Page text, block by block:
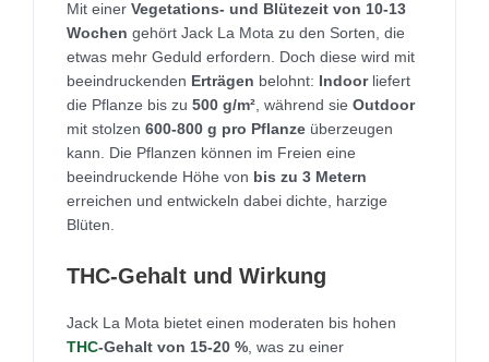
Mit einer Vegetations- und Blütezeit von 10-13
Wochen gehört Jack La Mota zu den Sorten, die
etwas mehr Geduld erfordern. Doch diese wird mit
beeindruckenden Erträgen belohnt: Indoorliefert
die Pflanze bis zu 500 g/m², während sie Outdoor
mit stolzen 600-800 g pro Pflanze überzeugen
kann. Die Pflanzen können im Freien eine
beeindruckende Höhe von bis zu 3 Metern
erreichen und entwickeln dabei dichte, harzige
Blüten.
THC-Gehalt und Wirkung
Jack La Mota bietet einen moderaten bis hohen
THC-Gehalt von 15-20 %, was zu einer